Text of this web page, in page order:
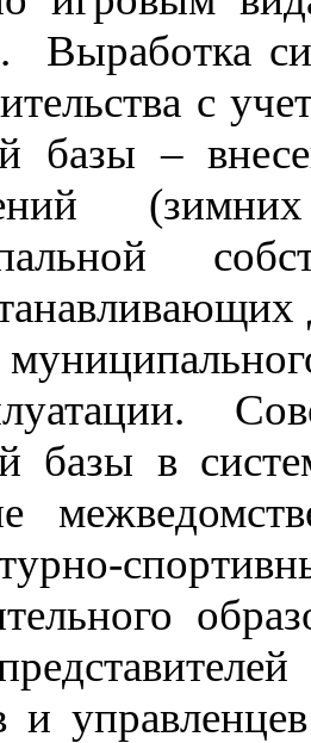
Выработка
с
базы–
базы в
и